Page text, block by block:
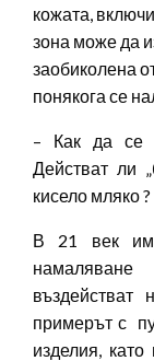
кожата,
зона може да
заобиколена
понякога се
– Как да се
Действат ли
кисело мляко ?
В 21 век
примерът с
изделия, като